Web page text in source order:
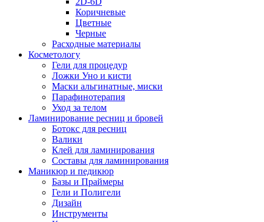
Коричневые
Цветные
Черные
Расходные материалы
Косметологу
Гели для процедур
Ложки Уно и кисти
Маски альгинатные, миски
Парафинотерапия
Уход за телом
Ламинирование ресниц и бровей
Ботокс для ресниц
Валики
Клей для ламинирования
Составы для ламинирования
Маникюр и педикюр
Базы и Праймеры
Гели и Полигели
Дизайн
Инструменты